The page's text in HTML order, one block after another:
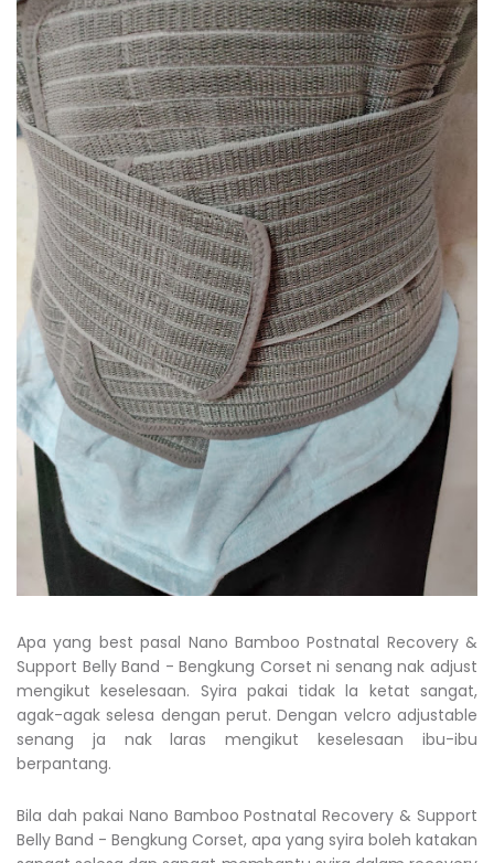
Apa yang best pasal Nano Bamboo Postnatal Recovery &
Support Belly Band - Bengkung Corsetni senang nak adjust
mengikut keselesaan. Syira pakai tidak la ketat sangat,
agak-agak selesa dengan perut. Dengan velcro adjustable
senang ja nak laras mengikut keselesaan ibu-ibu
berpantang.
Bila dah pakai Nano Bamboo Postnatal Recovery & Support
Belly Band - Bengkung Corset, apa yang syira boleh katakan